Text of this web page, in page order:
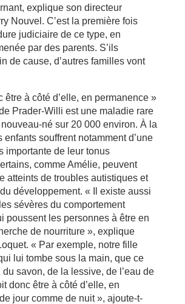
explique son directeur
Nouvel. C’est la première fois
judiciaire de ce type, en
par des parents. S’ils
de cause, d’autres familles vont
être à côté d’elle, en permanence »
Prader-Willi est une maladie rare
né sur 20 000 environ. À la
enfants souffrent notamment d’une
importante de leur tonus
comme Amélie, peuvent
atteints de troubles autistiques et
développement. « Il existe aussi
sévères du comportement
poussent les personnes à être en
de nourriture », explique
« Par exemple, notre fille
lui tombe sous la main, que ce
savon, de la lessive, de l’eau de
donc être à côté d’elle, en
jour comme de nuit », ajoute-t-